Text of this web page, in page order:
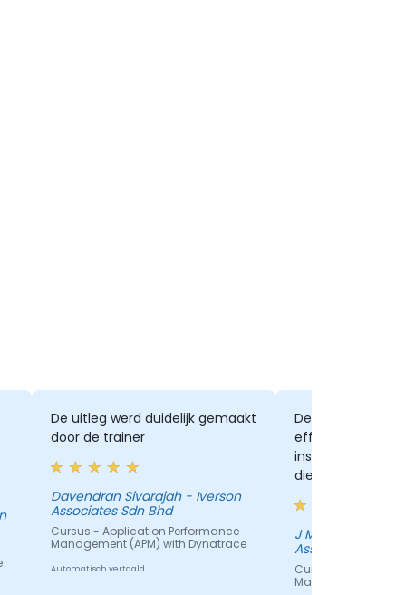
De uitleg werd duidelijk gemaakt
door de trainer
Davendran Sivarajah - Iverson
Associates Sdn Bhd
Cursus - Application Performance
Management (APM) with Dynatrace
Automatisch vertaald
De training is
effectieve
instructeur heeft
diepgaande
onderwerp dat hij
J Malarvili
Associates Sdn Bhd
Cursus - Application
Management (APM)